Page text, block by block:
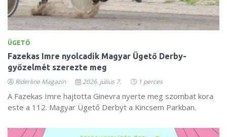
ÜGETŐ
Fazekas Imre nyolcadik Magyar Ügető Derby-
győzelmét szerezte meg
Riderline Magazin 2026. július 7. 1 perces
A Fazekas Imre hajtotta Ginevra nyerte meg szombat kora
este a 112. Magyar Ügető Derbyt a Kincsem Parkban.